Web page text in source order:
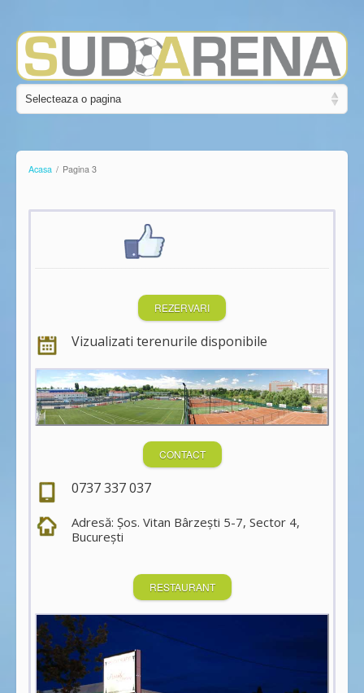
Acasa / Pagina 3
REZERVARI
Vizualizati terenurile disponibile
CONTACT
0737 337 037
Adresă: Şos. Vitan Bârzeşti 5-7, Sector 4,
Bucureşti
RESTAURANT